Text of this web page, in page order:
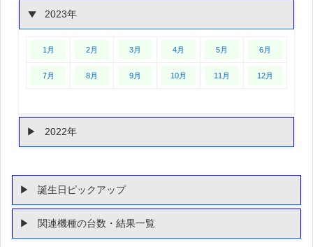
2023年
1月 2月 3月 4月 5月 6月
7月 8月 9月 10月 11月 12月
2022年
誕生日ピックアップ
関連機種の台数・結果一覧